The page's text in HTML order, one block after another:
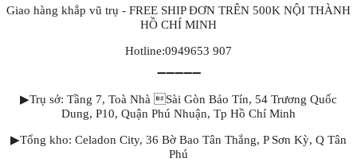
Giao hàng khắp vũ trụ - FREE SHIP ĐƠN TRÊN 500K NỘI THÀNH
HỒ CHÍ MINH
Hotline:0949653 907
➖➖➖➖➖
▶Trụ sở: Tầng 7, Toà Nhà Sài Gòn Bảo Tín, 54 Trương Quốc
Dung, P10, Quận Phú Nhuận, Tp Hồ Chí Minh
▶Tổng kho: Celadon City, 36 Bờ Bao Tân Thắng, P Sơn Kỳ, Q Tân
Phú